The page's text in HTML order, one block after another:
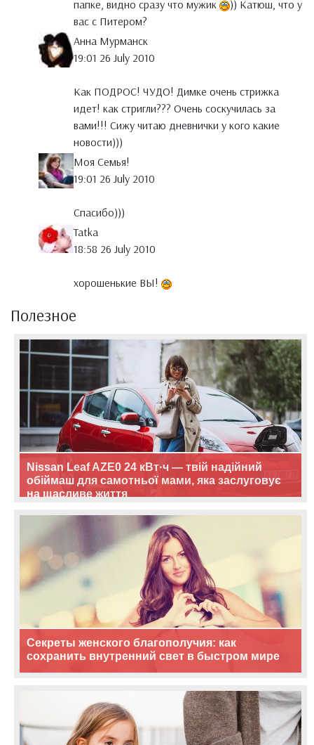
папке, видно сразу что мужик
)) Катюш, что у
вас с Питером?
Анна Мурманск
19:01 26 July 2010
Как ПОДРОС! ЧУДО! Димке очень стрижка
идет! как стригли??? Очень соскучилась за
вами!!! Сижу читаю дневнички у кого какие
новости)))
Моя Семья!
19:01 26 July 2010
Спасибо)))
Tatka
18:58 26 July 2010
хорошенькие ВЫ!
Полезное
Nissan Leaf AZE0 24 кВт·ч — твій надійний
обіймаш для самотньої мами, яка заслуговує
на щасливе життя
Секреты женского благополучия: как
сохранить внутренний свет в быстром мире